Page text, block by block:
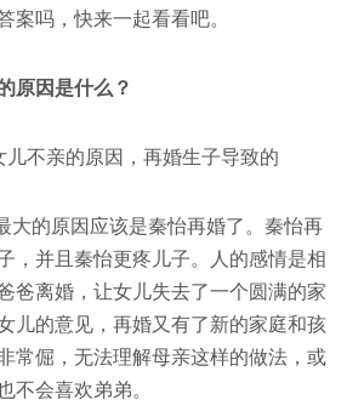
案吗，快来一起看看吧。
原因是什么？
大的原因应该是秦怡再婚了。秦怡再
，并且秦怡更疼儿子。人的感情是相
爸离婚，让女儿失去了一个圆满的家
儿的意见，再婚又有了新的家庭和孩
常倔，无法理解母亲这样的做法，或
不会喜欢弟弟。